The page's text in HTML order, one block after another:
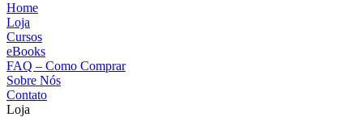
Home
Loja
Cursos
eBooks
FAQ – Como Comprar
Sobre Nós
Contato
Loja